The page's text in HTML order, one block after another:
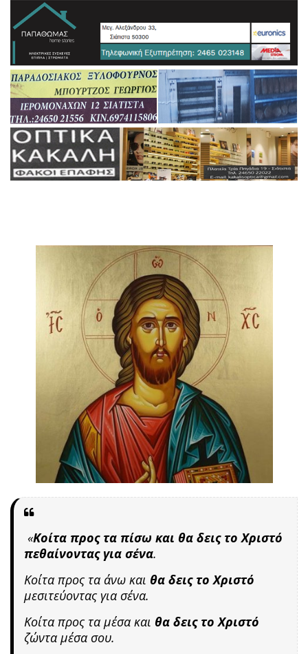
«Κοίτα προς τα πίσω και θα δεις το Χριστό
πεθαίνοντας για σένα.
Κοίτα προς τα άνω και θα δεις το Χριστό
μεσιτεύοντας για σένα.
Κοίτα προς τα μέσα και θα δεις το Χριστό
ζώντα μέσα σου.